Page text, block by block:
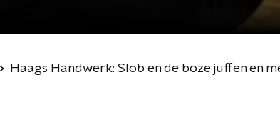
Haags Handwerk: Slob en de boze juffen en